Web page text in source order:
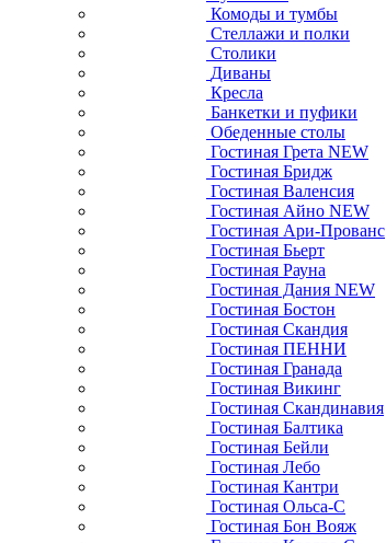
Комоды и тумбы
Стеллажи и полки
Столики
Диваны
Кресла
Банкетки и пуфики
Обеденные столы
Гостиная Грета NEW
Гостиная Бридж
Гостиная Валенсия
Гостиная Айно NEW
Гостиная Ари-Прованс
Гостиная Бьерт
Гостиная Рауна
Гостиная Дания NEW
Гостиная Бостон
Гостиная Скандия
Гостиная ПЕННИ
Гостиная Гранада
Гостиная Викинг
Гостиная Скандинавия
Гостиная Балтика
Гостиная Бейли
Гостиная Лебо
Гостиная Кантри
Гостиная Ольса-С
Гостиная Бон Вояж